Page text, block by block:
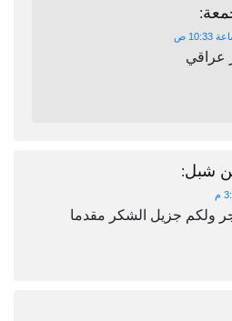
:
شبل:
ولكم جزيل الشكر مقدما